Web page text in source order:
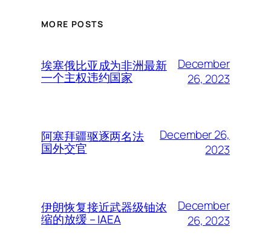
MORE POSTS
埃塞俄比亚成为非洲最新
一个主权违约国家
December
26, 2023
阿塞拜疆驱逐两名法
国外交官
December 26,
2023
伊朗恢复接近武器级铀浓
缩的放缓 – IAEA
December
26, 2023